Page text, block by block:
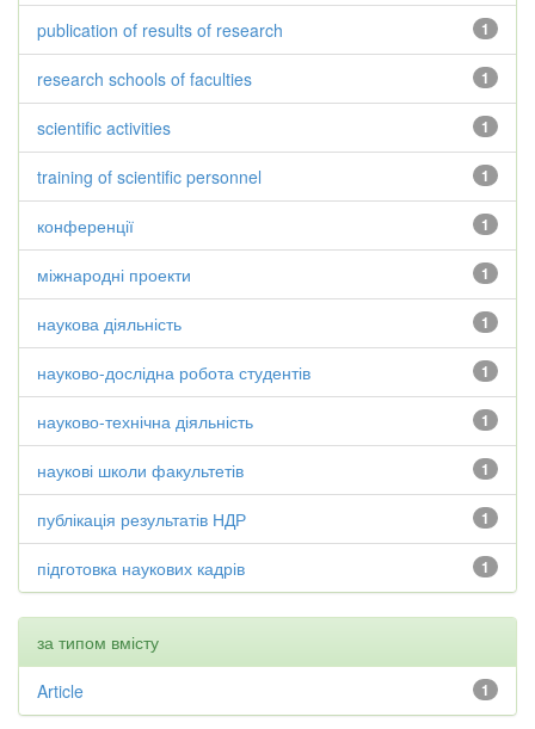
1
publication of results of research
1
research schools of faculties
1
scientific activities
1
training of scientific personnel
1
конференції
1
міжнародні проекти
1
наукова діяльність
1
науково-дослідна робота студентів
1
науково-технічна діяльність
1
наукові школи факультетів
1
публікація результатів НДР
1
підготовка наукових кадрів
за типом вмісту
1
Article